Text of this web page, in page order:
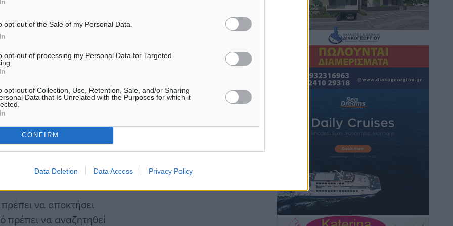
opt-out of the Sale of my Personal Data.
opt-out of processing my Personal Data for Targeted
opt-out of Collection, Use, Retention, Sale, and/or Sharing
Data that Is Unrelated with the Purposes for which it
CONFIRM
Data Deletion Data Access Privacy Policy
Μαρινάκη, έχει
Κυριάκο
Ασφάλειας (ΚΥΣΕΑ).
των τελευταίων
Αυτό που προέχει
των συζητήσεων
να αποκτήσει
πρέπει να αναζητηθεί
επιβάτες αναχωρούν από Πειραιά,
Ραφήνα και Λαύριο
• πριν 14 ώρες
Τι αλλάζει το χωροταξικό στις
τουριστικές επενδύσεις
Τοπικές Ειδήσεις• πριν 14 ώρες
ΥΠΑΑΤ: 12,5 εκατ. ευρώ στις 13
Περιφέρειες για μέτρα βιοασφάλειας
Τοπικές Ειδήσεις πριν 14 ώρες
ενίσχυση για στέγη έως 2.500 ευρώ
Ειδήσεις• πριν 14 ώρες
«Γιατί οι Τούρκοι συρρέουν στα